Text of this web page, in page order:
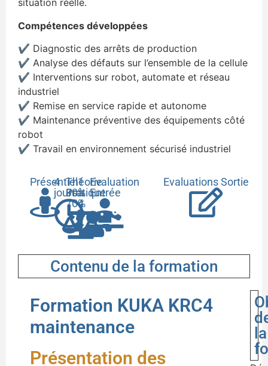
situation réelle.
Compétences développées
✔ Diagnostic des arrêts de production
✔ Analyse des défauts sur l’ensemble de la cellule
✔ Interventions sur robot, automate et réseau
industriel
✔ Remise en service rapide et autonome
✔ Maintenance préventive des équipements côté
robot
✔ Travail en environnement sécurisé industriel
Présentiel
4
jours
Théorie
30%
Pratique
70%
1
à
4
Evaluation
Entrée
Evaluations Sortie
Contenu de la formation
Formation KUKA KRC4
maintenance
Présentation des
la